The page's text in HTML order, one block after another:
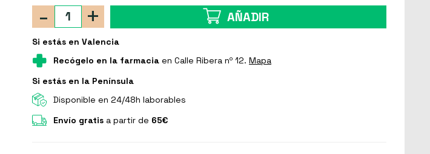
+
- AÑADIR
Si estás en Valencia
Recógelo en la farmacia en Calle Ribera nº 12. Mapa
Si estás en la Península
Disponible en 24/48h laborables
Envío gratis a partir de 65€